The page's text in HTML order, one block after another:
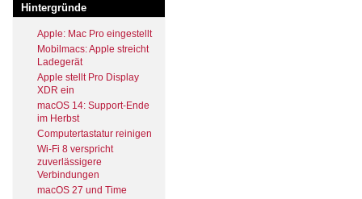
Hintergründe
Apple: Mac Pro eingestellt
Mobilmacs: Apple streicht
Ladegerät
Apple stellt Pro Display
XDR ein
macOS 14: Support-Ende
im Herbst
Computertastatur reinigen
Wi-Fi 8 verspricht
zuverlässigere
Verbindungen
macOS 27 und Time